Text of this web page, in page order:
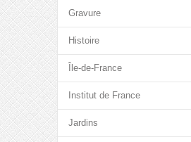
Gravure
Histoire
Île-de-France
Institut de France
Jardins